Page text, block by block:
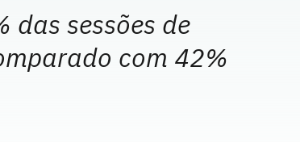
das sessões de
com 42%